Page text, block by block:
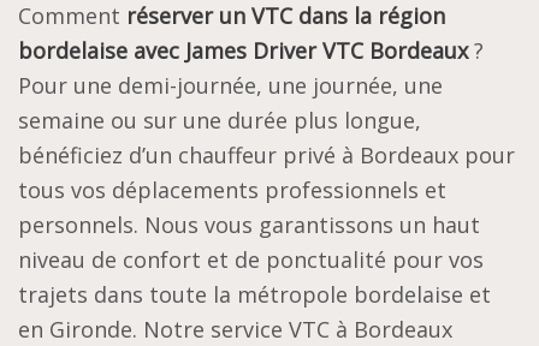
Comment réserver un VTC dans la région
bordelaise avec James Driver VTC Bordeaux?
Pour une demi-journée, une journée, une
semaine ou sur une durée plus longue,
bénéficiez d’un chauffeur privé à Bordeaux pour
tous vos déplacements professionnels et
personnels. Nous vous garantissons un haut
niveau de confort et de ponctualité pour vos
trajets dans toute la métropole bordelaise et
en Gironde. Notre service VTC à Bordeaux